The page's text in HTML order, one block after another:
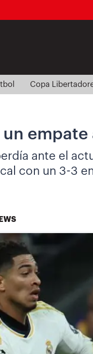
Copa
un
ante el
con un 3-3